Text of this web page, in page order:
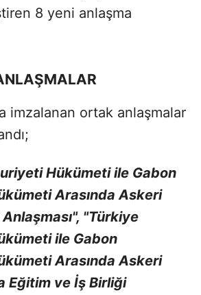
8 yeni anlaşma
imzalanan ortak anlaşmalar
Hükümeti ile Gabon
Arasında Askeri
"Türkiye
ile Gabon
Arasında Askeri
Eğitim ve İş Birliği